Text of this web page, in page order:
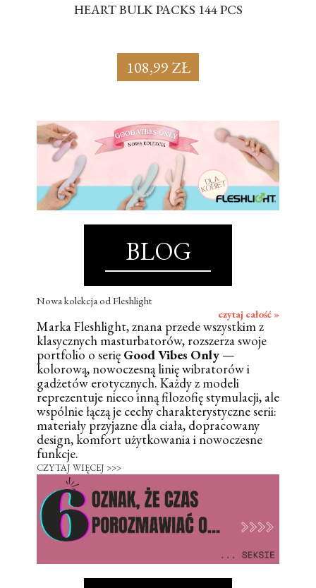
HEART BULK PACKS 144 PCS
108,99 ZŁ
BLOG
Nowa kolekcja od Fleshlight
czytaj całość »
Marka Fleshlight, znana przede wszystkim z
klasycznych masturbatorów, rozszerza swoje
portfolio o serię Good Vibes Only —
kolorową, nowoczesną linię wibratorów i
gadżetów erotycznych. Każdy z modeli
reprezentuje nieco inną filozofię stymulacji, ale
wspólnie łączą je cechy charakterystyczne serii:
materiały przyjazne dla ciała, dopracowany
design, komfort użytkowania i nowoczesne
funkcje.
CZYTAJ WIĘCEJ >>>